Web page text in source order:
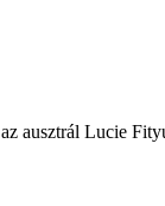
ausztrál Lucie